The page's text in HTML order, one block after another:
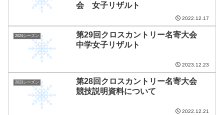
会 女子リザルト
2022.12.17
2024シーズン
第29回クロスカントリー名寄大会
中学女子リザルト
2023.12.23
2023シーズン
第28回クロスカントリー名寄大会
競技説明資料について
2022.12.21